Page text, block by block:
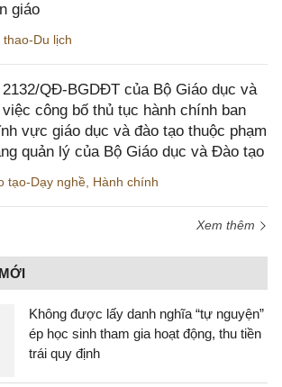
giáo
Du lịch
QĐ-BGDĐT của Bộ Giáo dục và
công bố thủ tục hành chính ban
vực giáo dục và đào tạo thuộc phạm
quản lý của Bộ Giáo dục và Đào tạo
tạo-Dạy nghề Hành chính
Xem thêm
Không được lấy danh nghĩa “tự nguyện”
ép học sinh tham gia hoạt động, thu tiền
trái quy định